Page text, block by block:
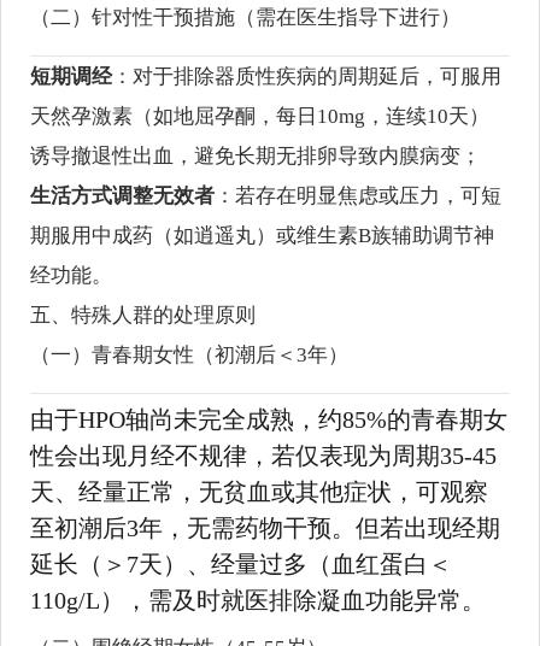
（二）针对性干预措施（需在医生指导下进行）
短期调经：对于排除器质性疾病的周期延后，可服用
天然孕激素（如地屈孕酮，每日10mg，连续10天）
诱导撤退性出血，避免长期无排卵导致内膜病变；
生活方式调整无效者 ：若存在明显焦虑或压力，可短
期服用中成药（如逍遥丸）或维生素B族辅助调节神
经功能。
五、特殊人群的处理原则
（一）青春期女性（初潮后＜3年）
由于HPO轴尚未完全成熟，约85%的青春期女
性会出现月经不规律，若仅表现为周期35-45
天、经量正常，无贫血或其他症状，可观察
至初潮后3年，无需药物干预。但若出现经期
延长（＞7天）、经量过多（血红蛋白＜
110g/L），需及时就医排除凝血功能异常。